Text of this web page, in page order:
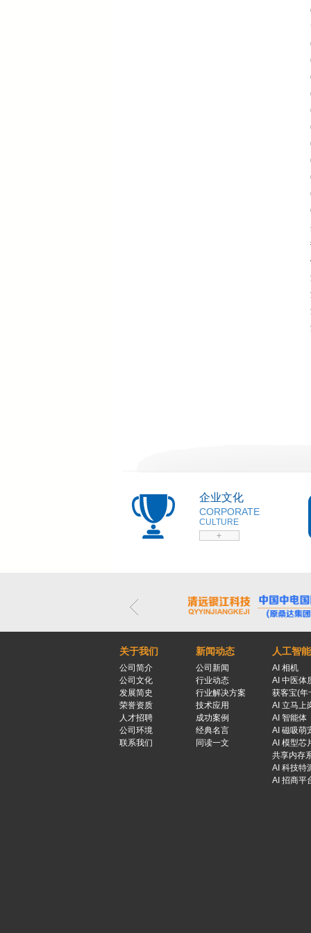
企业文化
CORPORATE
CULTURE
关于我们
公司简介
公司文化
发展简史
荣誉资质
人才招聘
公司环境
联系我们
新闻动态
公司新闻
行业动态
行业解决方案
技术应用
成功案例
经典名言
同读一文
人工智能
AI 相机
AI 中医体
获客宝(年
AI 立马上
AI 智能体
AI 磁吸萌
AI 模型芯
共享内存
AI 科技特
AI 招商平